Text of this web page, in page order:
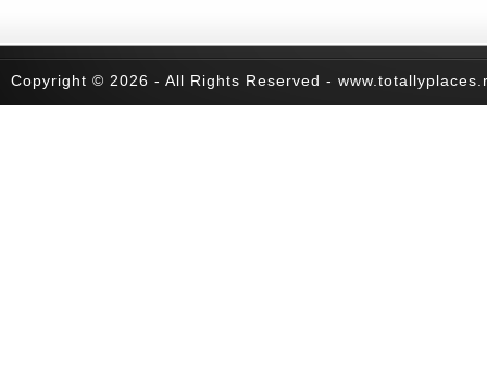
Copyright © 2026 - All Rights Reserved -